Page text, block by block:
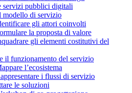
servizi pubblici digitali
modello di servizio
gli attori coinvolti
la proposta di valore
gli elementi costitutivi del
il funzionamento del servizio
l’ecosistema
i flussi di servizio
le soluzioni